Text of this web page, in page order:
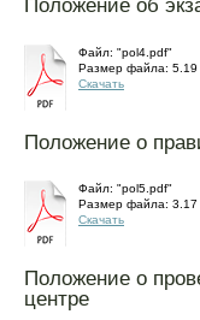
Положение об
Файл: "pol4.pdf"
Размер файла: 5.19
Скачать
Положение о
Файл: "pol5.pdf"
Размер файла: 3.17
Скачать
Положение о
центре